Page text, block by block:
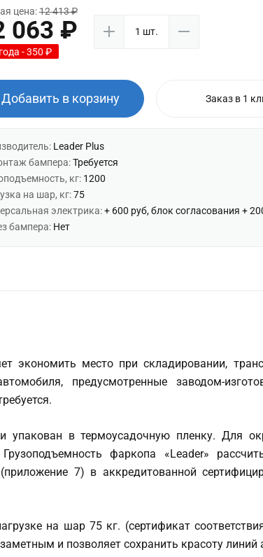
цена:12 413 ₽
063 ₽
- 350 ₽
Добавить в корзину Заказ в 1
Leader Plus
бампера:Требуется
кг: 1200
на шар, кг:75
электрика:+ 600 руб, блок согласования +
бампера: Нет
экономить место при складировании,
предусмотренные заводом-
в термоусадочную пленку. Для
фаркопа «Leader»
7) в аккредитованной
на шар 75 кг. (сертификат
и позволяет сохранить красоту линий